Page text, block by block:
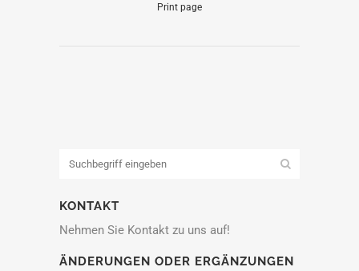
Print page
KONTAKT
Nehmen Sie Kontakt zu uns auf!
ÄNDERUNGEN ODER ERGÄNZUNGEN